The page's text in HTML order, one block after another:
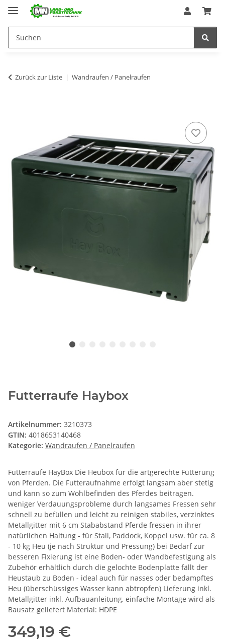
Zurück zur Liste Wandraufen / Panelraufen
Futterraufe Haybox
Artikelnummer: 3210373
GTIN: 4018653140468
Kategorie: Wandraufen / Panelraufen
Futterraufe HayBox Die Heubox für die artgerechte Fütterung
von Pferden. Die Futteraufnahme erfolgt langsam aber stetig
und kann so zum Wohlbefinden des Pferdes beitragen.
weniger Verdauungsprobleme durch langsames Fressen sehr
schnell zu befüllen und leicht zu reinigen stabiles, verzinktes
Metallgitter mit 6 cm Stababstand Pferde fressen in ihrer
natürlichen Haltung - für Stall, Paddock, Koppel usw. für ca. 8
- 10 kg Heu (je nach Struktur und Pressung) bei Bedarf zur
besseren Fixierung ist eine Boden- oder Wandbefestigung als
Zubehör erhältlich durch die gelochte Bodenplatte fällt der
Heustaub zu Boden - ideal auch für nasses oder bedampftes
Heu (überschüssiges Wasser kann abtropfen) Lieferung inkl.
Metallgitter inkl. Aufbauanleitung, einfache Montage wird als
Bausatz geliefert Material: HDPE
349,19 €